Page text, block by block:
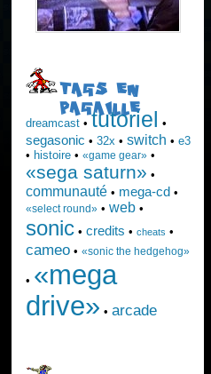
TAGS EN
PAGAILLE
dreamcast• tutoriel •
segasonic • 32x • switch • e3
• histoire• «game gear»•
«sega saturn» •
communauté• mega-cd •
«select round»• web•
sonic• credits • cheats •
cameo• «sonic the hedgehog»
• «mega
drive» • arcade